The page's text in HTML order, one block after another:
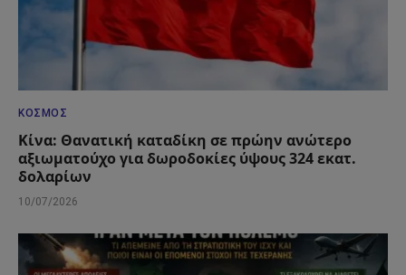
ΚΌΣΜΟΣ
Κίνα: Θανατική καταδίκη σε πρώην ανώτερο
αξιωματούχο για δωροδοκίες ύψους 324 εκατ.
δολαρίων
10/07/2026